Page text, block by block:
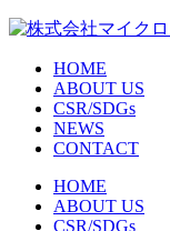
HOME
ABOUT US
CSR/SDGs
NEWS
CONTACT
HOME
ABOUT US
CSR/SDGs